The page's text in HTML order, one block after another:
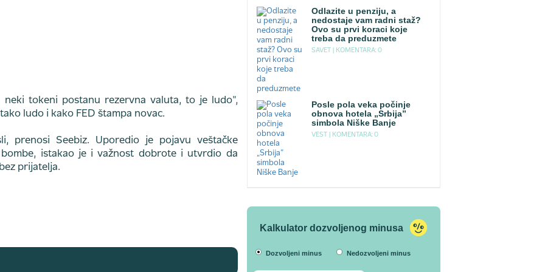
tokeni postanu rezervna valuta, to je ludo",
ludo i kako FED štampa novac.
prenosi Seebiz. Uporedio je pojavu veštačke
istakao je i važnost dobrote i utvrdio da
prijatelja.
Odlazite u penziju, a
nedostaje vam radni staž?
Ovo su prvi koraci koje
treba da preduzmete
SAVET | KOMENTARA: 0
Posle pola veka počinje
obnova hotela „Srbija”
simbola Niške Banje
VEST | KOMENTARA: 0
Kalkulator dozvoljenog minusa
Dozvoljeni minus Nedozvoljeni minus